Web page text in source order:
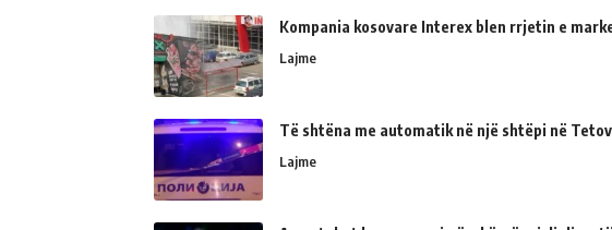
Kompania kosovare Interex blen rrjetin e
Lajme
Të shtëna me automatik në një shtëpi në
Lajme